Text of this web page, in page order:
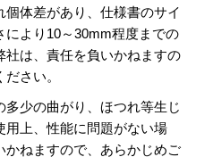
体差があり、仕様書のサイ
により10～30mm程度までの
社は、責任を負いかねますの
さい。
少の曲がり、ほつれ等生じ
用上、性能に問題がない場
かねますので、あらかじめご